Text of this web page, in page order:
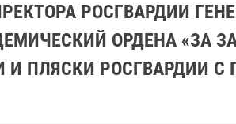
РОСГВАРДИИ
ОРДЕНА «ЗА
И ПЛЯСКИ РОСГВАРДИИ С